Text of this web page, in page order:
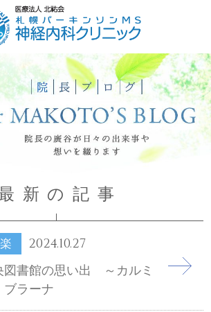
いさつ コンセプト
新の記事
2024.10.27
図書館の思い出 ～カルミ
ブラーナ